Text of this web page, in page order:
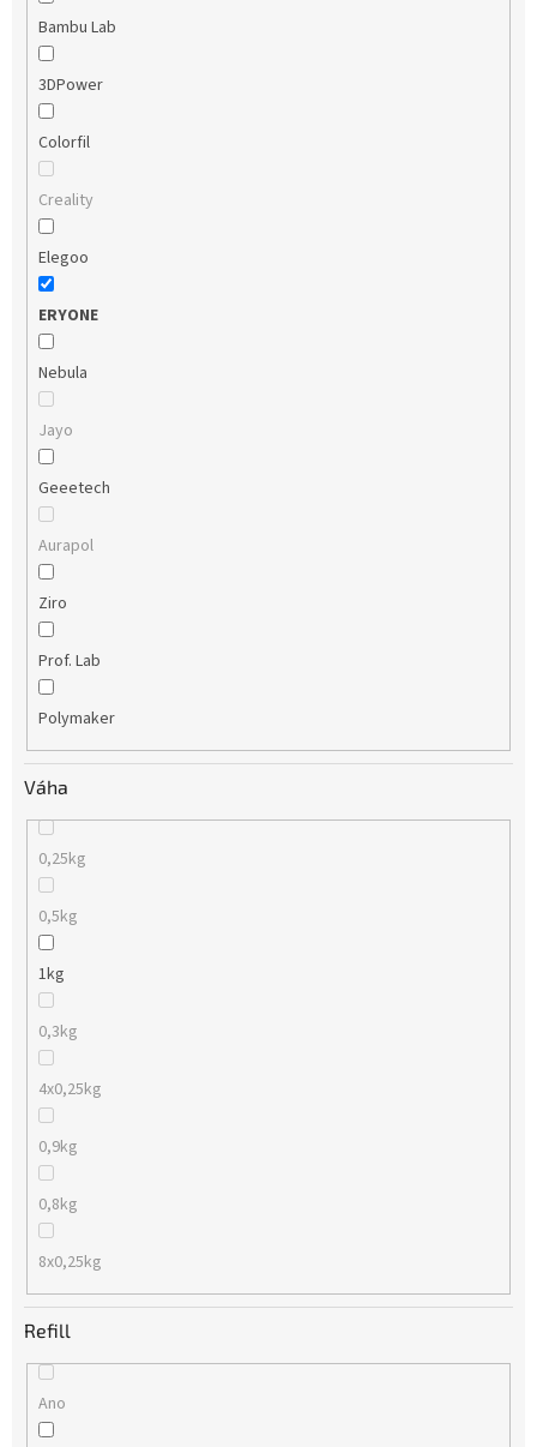
Bambu Lab
3DPower
Colorfil
Creality
Elegoo
ERYONE
Nebula
Jayo
Geeetech
Aurapol
Ziro
Prof. Lab
Polymaker
Váha
0,25kg
0,5kg
1kg
0,3kg
4x0,25kg
0,9kg
0,8kg
8x0,25kg
Refill
Ano